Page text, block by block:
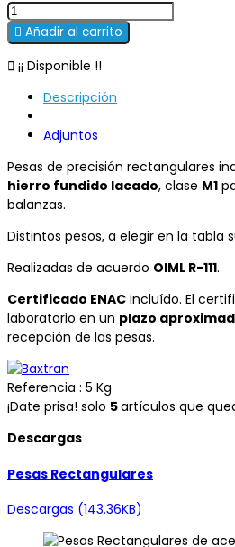
 Añadir al carrito
 ¡¡ Disponible !!
Descripción
Adjuntos
Pesas de precisión rectangulares
hierro fundido lacado, clase M1
balanzas.
Distintos pesos, a elegir en la tabla
Realizadas de acuerdo OIML R-111.
Certificado ENAC incluído. El
laboratorio en un plazo
recepción de las pesas.
Referencia : 5 Kg
¡Date prisa! solo 5artículos que
Descargas
Pesas Rectangulares
Descargas (143.36KB)